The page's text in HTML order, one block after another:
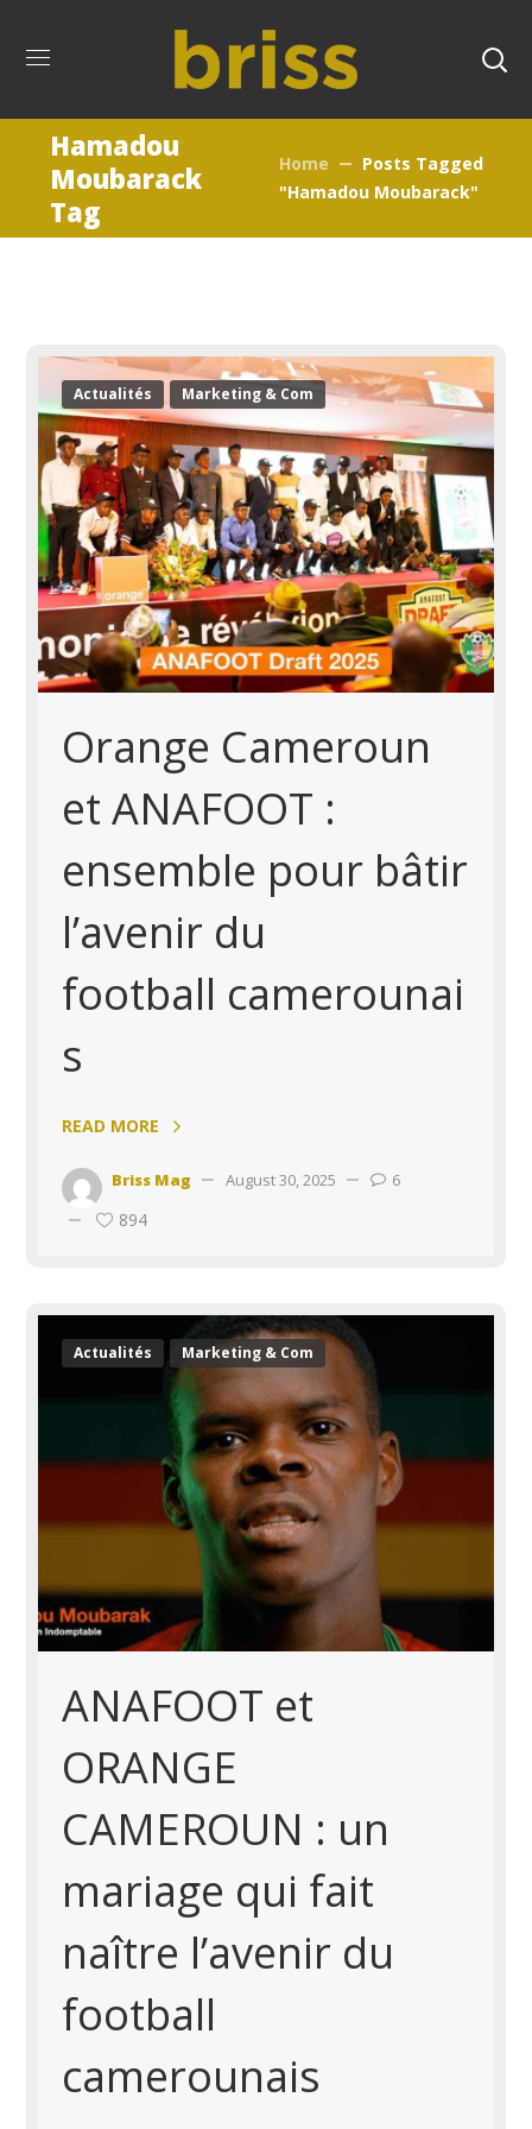
Hamadou
Moubarack
Tag
Home
Posts Tagged
"Hamadou Moubarack"
Actualités Marketing & Com
Orange Cameroun
et ANAFOOT :
ensemble pour bâtir
l’avenir du
football camerounai
s
READ MORE
Briss Mag August 30, 2025 6
894
Actualités Marketing & Com
ANAFOOT et
ORANGE
CAMEROUN : un
mariage qui fait
naître l’avenir du
football
camerounais